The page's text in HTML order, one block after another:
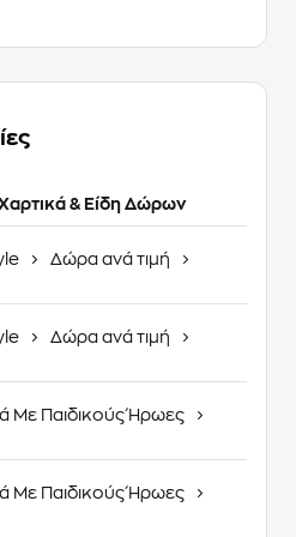
& Είδη Δώρων
Δώρα ανά τιμή
Δώρα ανά τιμή
Με Παιδικούς Ήρωες
Με Παιδικούς Ήρωες